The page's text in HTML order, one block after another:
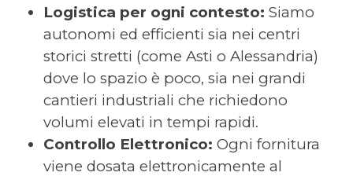
Logistica per ogni contesto: Siamo
autonomi ed efficienti sia nei centri
storici stretti (come Asti o Alessandria)
dove lo spazio è poco, sia nei grandi
cantieri industriali che richiedono
volumi elevati in tempi rapidi.
Controllo Elettronico: Ogni fornitura
viene dosata elettronicamente al